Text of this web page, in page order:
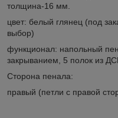
толщина-16 мм.
цвет: белый глянец (под
выбор)
функционал: напольный
закрыванием, 5 полок из
Сторона пенала:
правый (петли с правой